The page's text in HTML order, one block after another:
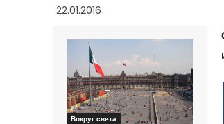
22.01.2016
Вокруг света